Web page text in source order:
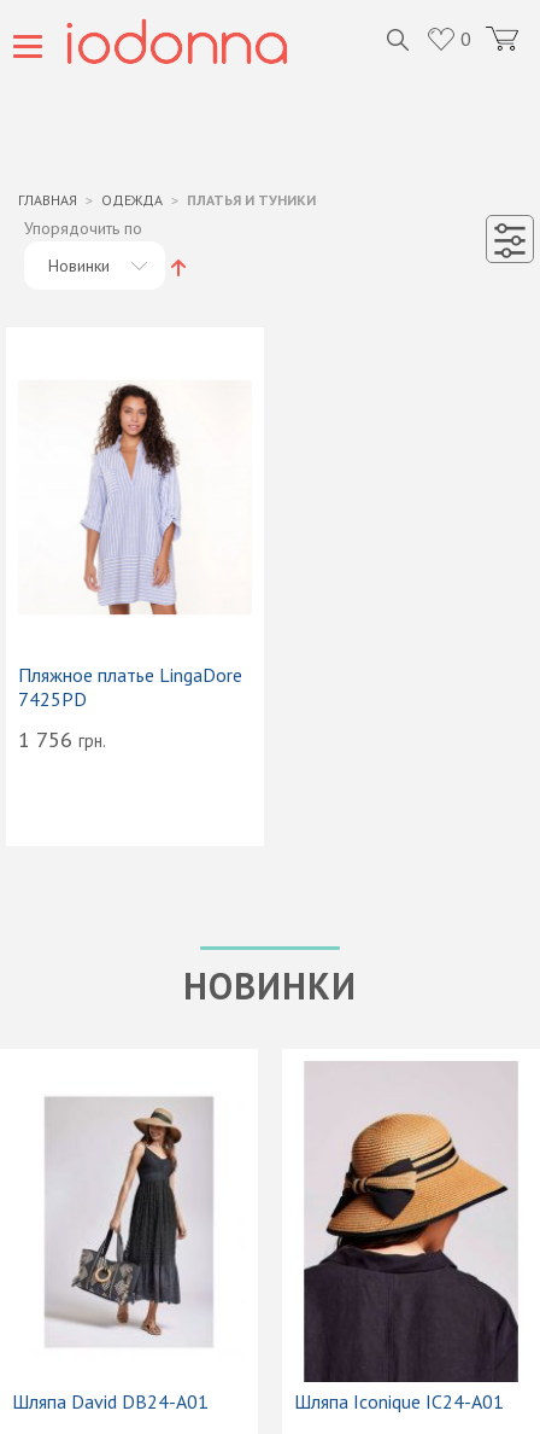
0
ГЛАВНАЯ ОДЕЖДА ПЛАТЬЯ И ТУНИКИ
Упорядочить по
Новинки
Пляжное платье LingaDore
7425PD
1 756 грн.
НОВИНКИ
Шляпа David DB24-A01 Шляпа Iconique IC24-A01